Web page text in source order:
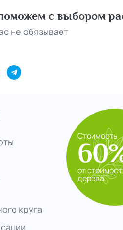
с выбором
не обязывает
круга
Стоимость
от
дерева